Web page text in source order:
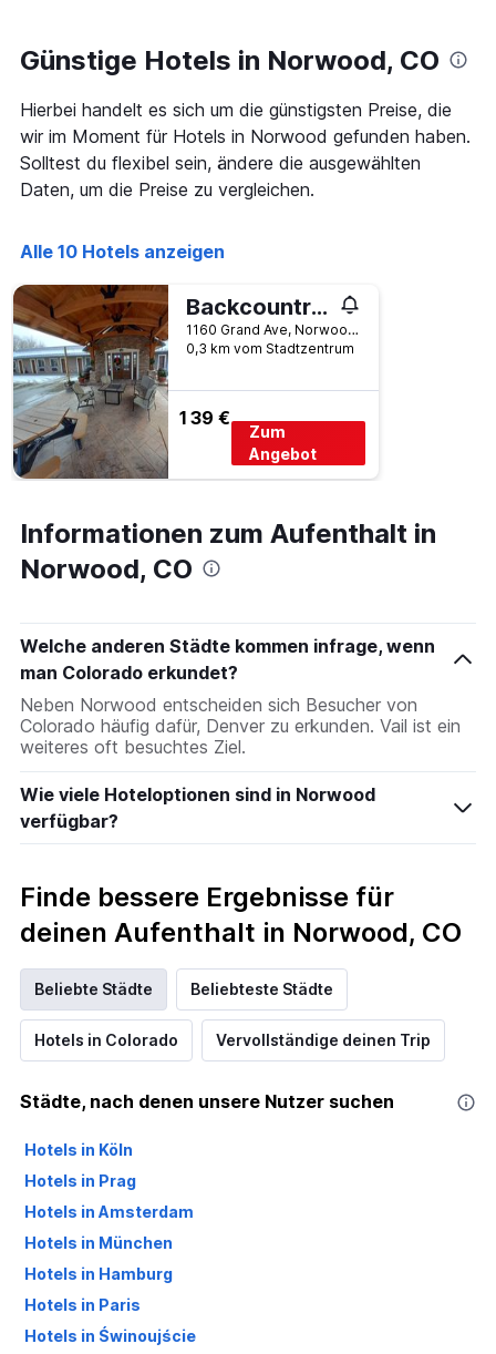
Günstige Hotels in Norwood, CO
Hierbei handelt es sich um die günstigsten Preise, die
wir im Moment für Hotels in Norwood gefunden haben.
Solltest du flexibel sein, ändere die ausgewählten
Daten, um die Preise zu vergleichen.
Alle 10 Hotels anzeigen
Backcountry Inn
1160 Grand Ave, Norwood, CO, USA
0,3 km vom Stadtzentrum
139 €
Zum
Angebot
Informationen zum Aufenthalt in
Norwood, CO
Welche anderen Städte kommen infrage, wenn
man Colorado erkundet?
Neben Norwood entscheiden sich Besucher von
Colorado häufig dafür, Denver zu erkunden. Vail ist ein
weiteres oft besuchtes Ziel.
Wie viele Hoteloptionen sind in Norwood
verfügbar?
Finde bessere Ergebnisse für
deinen Aufenthalt in Norwood, CO
Beliebte Städte Beliebteste Städte
Hotels in Colorado Vervollständige deinen Trip
Städte, nach denen unsere Nutzer suchen
Hotels in Köln
Hotels in Prag
Hotels in Amsterdam
Hotels in München
Hotels in Hamburg
Hotels in Paris
Hotels in Świnoujście